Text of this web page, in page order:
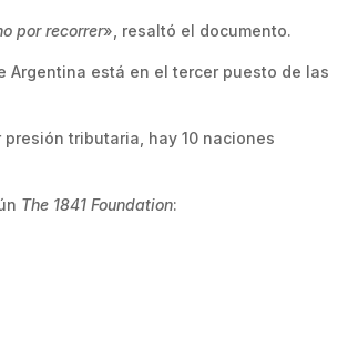
por recorrer», resaltó el documento.
Argentina está en el tercer puesto de las
tributaria, hay 10 naciones
The 1841 Foundation: